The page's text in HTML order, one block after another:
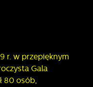
r. w przepięknym
Gala
80 osób,